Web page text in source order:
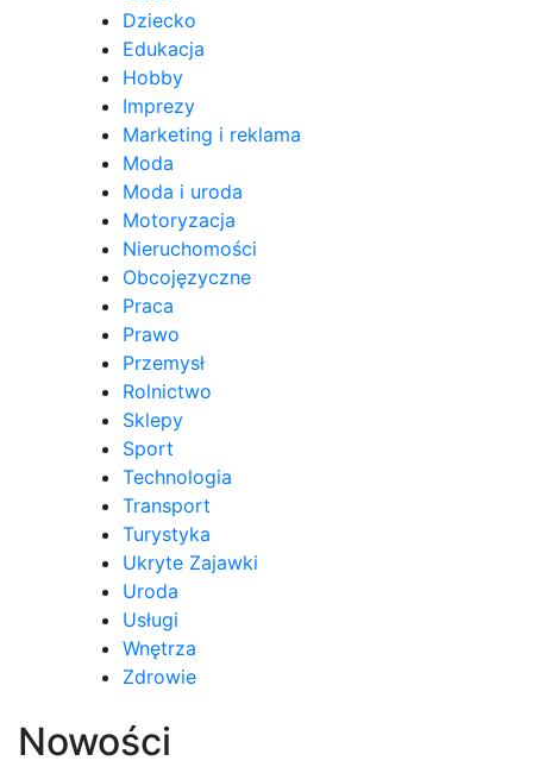
Dziecko
Edukacja
Hobby
Imprezy
Marketing i reklama
Moda
Moda i uroda
Motoryzacja
Nieruchomości
Obcojęzyczne
Praca
Prawo
Przemysł
Rolnictwo
Sklepy
Sport
Technologia
Transport
Turystyka
Ukryte Zajawki
Uroda
Usługi
Wnętrza
Zdrowie
Nowości